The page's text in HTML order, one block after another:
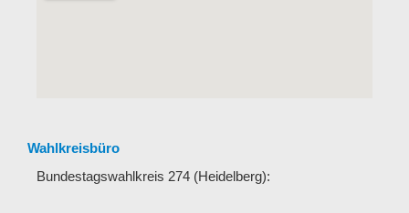
Wahlkreisbüro
Bundestagswahlkreis 274 (Heidelberg):